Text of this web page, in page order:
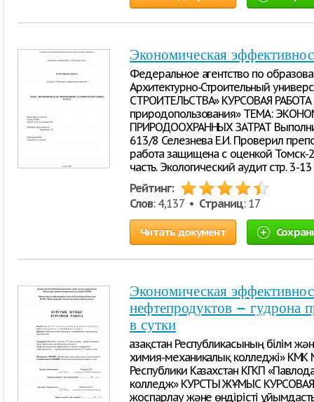
Экономическая
Федеральное агентство по
Архитектурно-Строительный
СТРОИТЕЛЬСТВА» КУРСОВАЯ РАБОТА
природопользования» ТЕМА:
ПРИРОДООХРАННЫХ ЗАТРАТ
613/8 Селезнева Е.И. Проверил
работа защищена с оценкой
часть. Экологический аудит стр. 3-13
Рейтинг:
Слов: 4,137 • Страниц: 17
Читать документ
Экономическая
нефтепродуктов – гудрона
в сутки
Қазақстан Республикасының білім
химия-механикалық колледжі» КМҚК
Республики Казахстан КГКП
колледж» КУРСТЫҚ ЖҰМЫС КУРСОВАЯ
жоспарлау және өндірісті